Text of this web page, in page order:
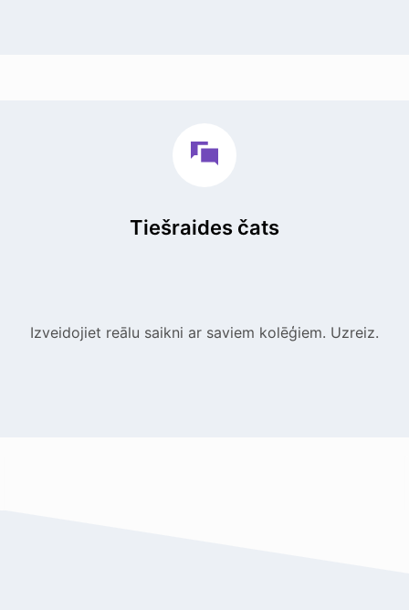
Tiešraides čats
Izveidojiet reālu saikni ar saviem kolēģiem. Uzreiz.